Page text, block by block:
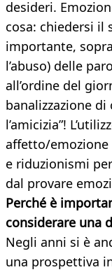
desideri.
cosa: chiedersi il
importante,
l’abuso) delle
all’ordine del
banalizzazione di
l’amicizia”!
affetto/
e riduzionismi
dal provare
Perché è
considerare una
Negli anni si è
una prospettiva